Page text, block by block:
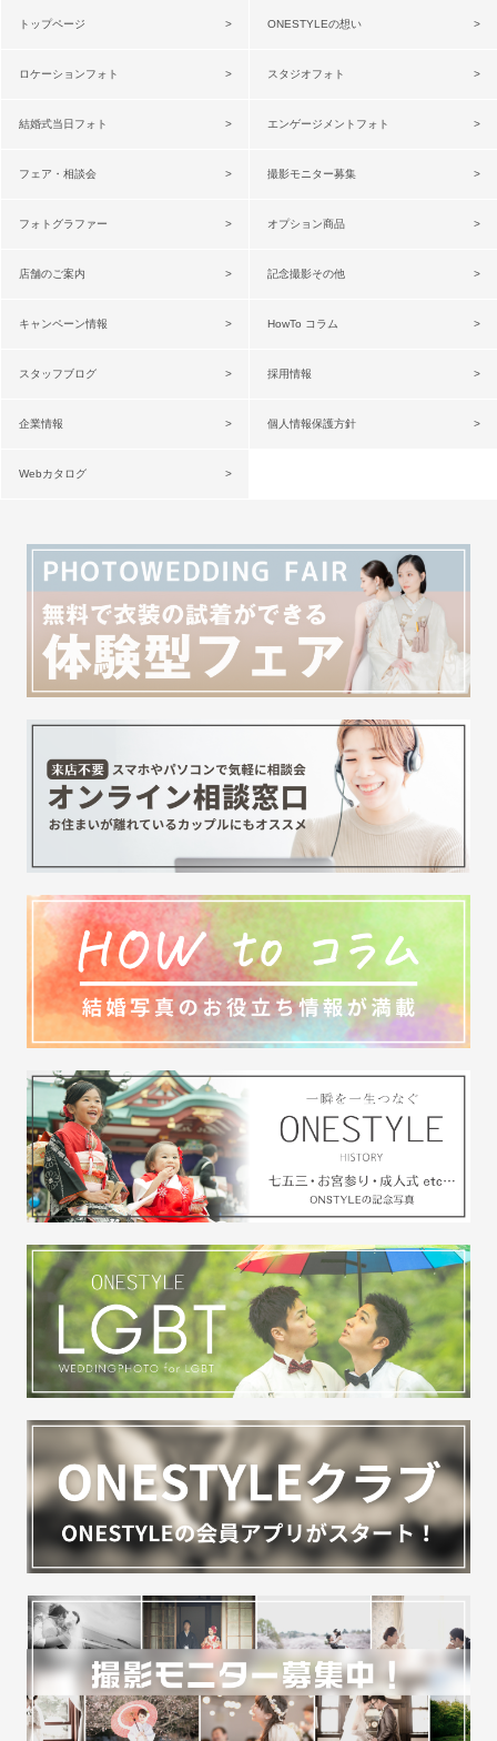
トップページ ONESTYLEの想い
ロケーションフォト スタジオフォト
結婚式当日フォト エンゲージメントフォト
フェア・相談会 撮影モニター募集
フォトグラファー オプション商品
店舗のご案内 記念撮影その他
キャンペーン情報 HowTo コラム
スタッフブログ 採用情報
企業情報 個人情報保護方針
Webカタログ